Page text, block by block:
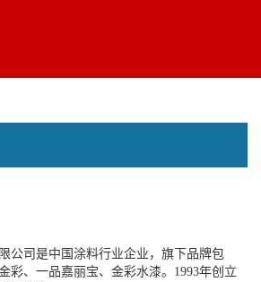
公司是中国涂料行业企业，旗下品牌包
彩、一品嘉丽宝、金彩水漆。1993年创立